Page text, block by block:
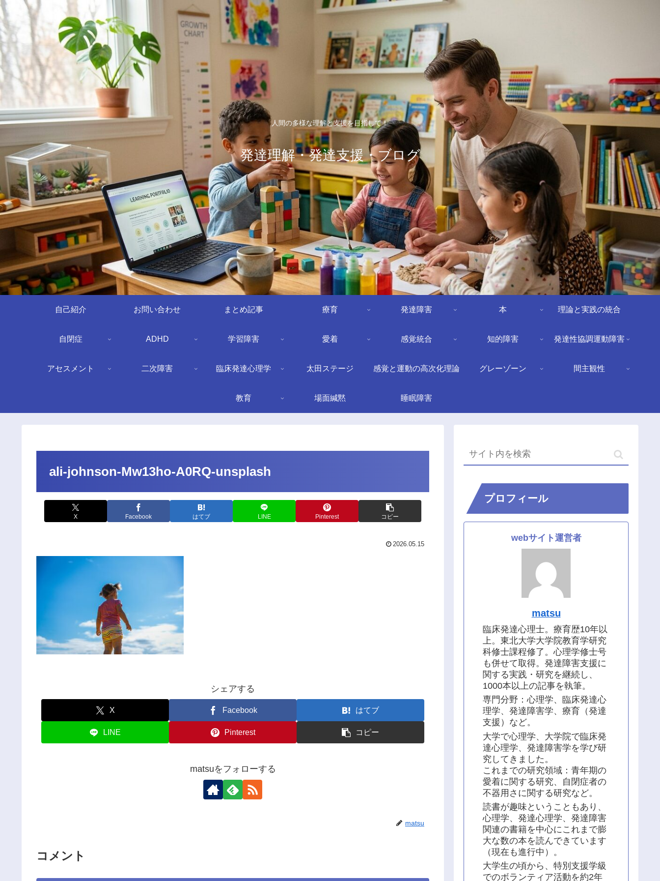
人間の多様な理解と支援を目指して！
発達理解・発達支援・ブログ
自己紹介 お問い合わせ まとめ記事 療育 発達障害 本 理論と実践の統合
自閉症 ADHD 学習障害 愛着 感覚統合 知的障害 発達性協調運動障害
アセスメント 二次障害 臨床発達心理学 太田ステージ 感覚と運動の高次化理論 グレーゾーン 間主観性
教育 場面緘黙 睡眠障害
ali-johnson-Mw13ho-A0RQ-unsplash
X Facebook はてブ LINE Pinterest コピー
2026.05.15
シェアする
X Facebook はてブ
LINE Pinterest コピー
matsuをフォローする
matsu
コメント
プロフィール
webサイト運営者
matsu
臨床発達心理士。療育歴10年以
上。東北大学大学院教育学研究
科修士課程修了。心理学修士号
も併せて取得。発達障害支援に
関する実践・研究を継続し、
1000本以上の記事を執筆。
専門分野：心理学、臨床発達心
理学、発達障害学、療育（発達
支援）など。
大学で心理学、大学院で臨床発
達心理学、発達障害学を学び研
究してきました。
これまでの研究領域：青年期の
愛着に関する研究、自閉症者の
不器用さに関する研究など。
読書が趣味ということもあり、
心理学、発達心理学、発達障害
関連の書籍を中心にこれまで膨
大な数の本を読んできています
（現在も進行中）。
大学生の頃から、特別支援学級
でのボランティア活動を約2年